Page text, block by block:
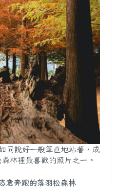
同說好一般筆直地站著，成
林裡最喜歡的照片之一。
意奔跑的落羽松森林